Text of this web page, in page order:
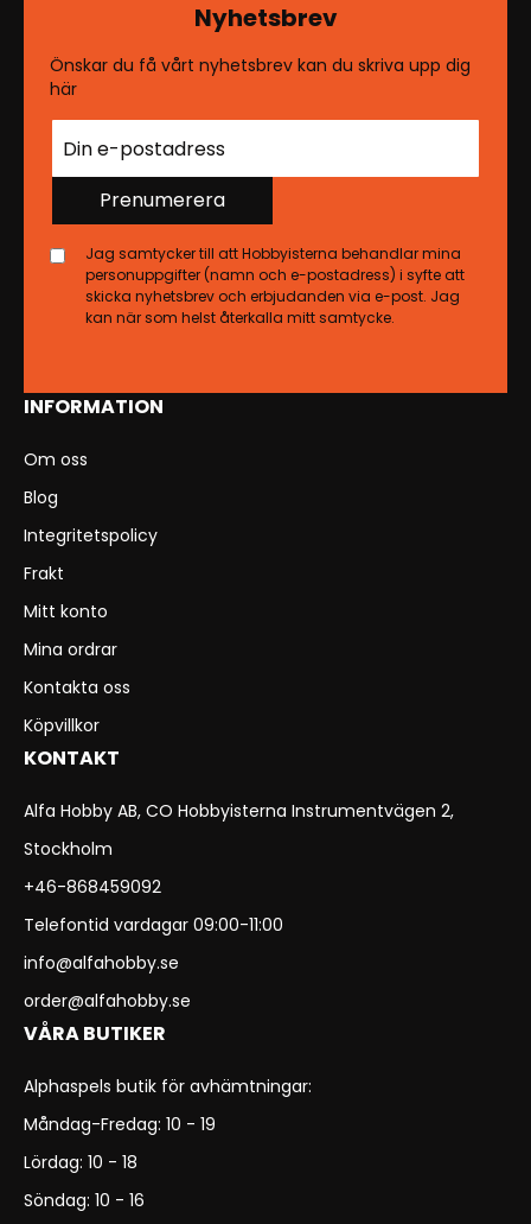
INFORMATION
Om oss
Blog
Integritetspolicy
Frakt
Mitt konto
Mina ordrar
Kontakta oss
Köpvillkor
KONTAKT
Alfa Hobby AB, CO Hobbyisterna Instrumentvägen 2,
Stockholm
+46-868459092
Telefontid vardagar 09:00-11:00
info@alfahobby.se
order@alfahobby.se
VÅRA BUTIKER
Alphaspels butik för avhämtningar:
Måndag-Fredag: 10 - 19
Lördag: 10 - 18
Söndag: 10 - 16
Nyhetsbrev
Önskar du få vårt nyhetsbrev kan du skriva upp dig
här
Prenumerera
Jag samtycker till att Hobbyisterna behandlar mina
personuppgifter (namn och e-postadress) i syfte att
skicka nyhetsbrev och erbjudanden via e-post. Jag
kan när som helst återkalla mitt samtycke.